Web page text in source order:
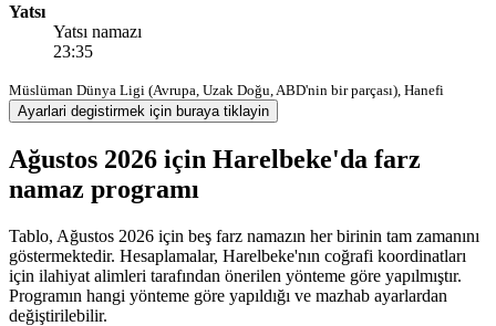
Yatsı
Yatsı namazı
23:35
Müslüman Dünya Ligi (Avrupa, Uzak Doğu, ABD'nin bir parçası), Hanefi
Ayarlari degistirmek için buraya tiklayin
Ağustos 2026 için Harelbeke'da farz
namaz programı
Tablo, Ağustos 2026 için beş farz namazın her birinin tam zamanını
göstermektedir. Hesaplamalar, Harelbeke'nın coğrafi koordinatları
için ilahiyat alimleri tarafından önerilen yönteme göre yapılmıştır.
Programın hangi yönteme göre yapıldığı ve mazhab ayarlardan
değiştirilebilir.